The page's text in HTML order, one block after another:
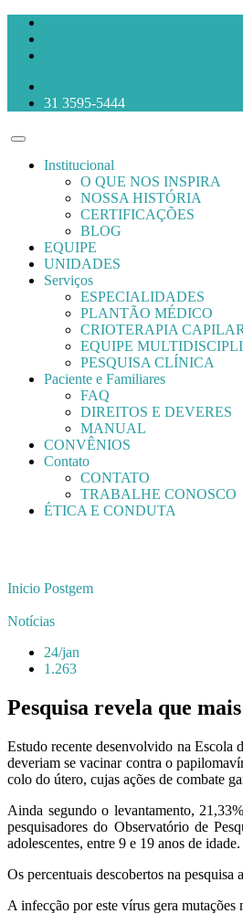
31 3595-5444
Institucional
O QUE NOS INSPIRA
NOSSA HISTÓRIA
CERTIFICAÇÕES
BLOG
EQUIPE
UNIDADES
Serviços
ESPECIALIDADES
PLANTÃO MÉDICO
CRIOTERAPIA CAPILAR
EQUIPE
PESQUISA CLÍNICA
Paciente e Familiares
FAQ
DIREITOS E DEVERES
MANUAL
CONVÊNIOS
Contato
CONTATO
TRABALHE CONOSCO
ÉTICA E CONDUTA
Inicio Postgem
Notícias
24/jan
1.263
Pesquisa revela que
Estudo recente desenvolvido na Escola
deveriam se vacinar contra o
colo do útero, cujas ações de combate
Ainda segundo o levantamento,
pesquisadores do Observatório de
adolescentes, entre 9 e 19 anos de idade.
Os percentuais descobertos na
A infecção por este vírus gera